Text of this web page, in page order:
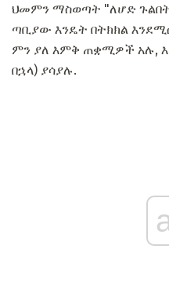
ህመምን ማስወጣት "ለሆድ
ጣቢያው እንዴት በትክክል
ምን ያለ እምቅ ጠቋሚዎች አሉ,
በኋላ) ያሳያሉ.